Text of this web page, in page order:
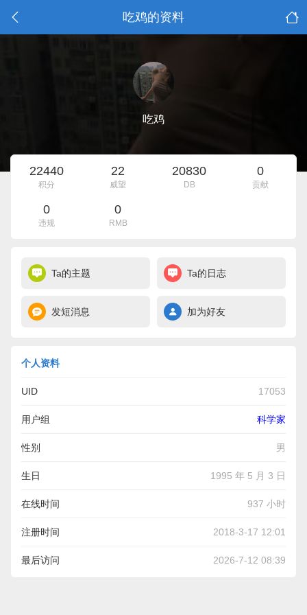
吃鸡的资料
吃鸡
22440
积分
22
威望
20830
DB
0
贡献
0
违规
0
RMB
Ta的主题 Ta的日志
发短消息 加为好友
个人资料
UID 17053
用户组 科学家
性别 男
生日 1995 年 5 月 3 日
在线时间 937 小时
注册时间 2018-3-17 12:01
最后访问 2026-7-12 08:39